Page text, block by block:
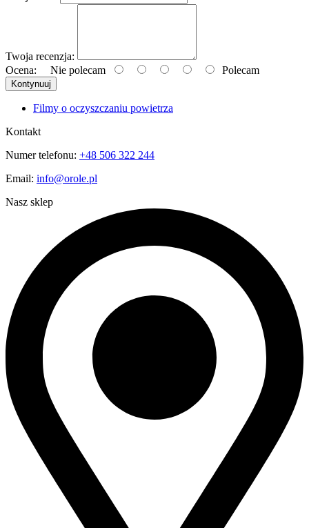
Twoja recenzja:
Ocena: Nie polecam Polecam
Kontynuuj
Filmy o oczyszczaniu powietrza
Kontakt
Numer telefonu: +48 506 322 244
Email: info@orole.pl
Nasz sklep